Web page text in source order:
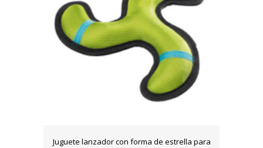
Juguete lanzador con forma de estrella para